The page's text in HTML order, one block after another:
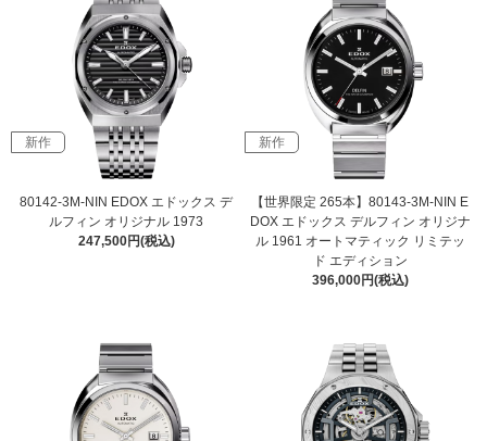
新作
80142-3M-NIN EDOX エドックス デ
ルフィン オリジナル 1973
247,500円(税込)
新作
【世界限定 265本】80143-3M-NIN E
DOX エドックス デルフィン オリジナ
ル 1961 オートマティック リミテッ
ド エディション
396,000円(税込)